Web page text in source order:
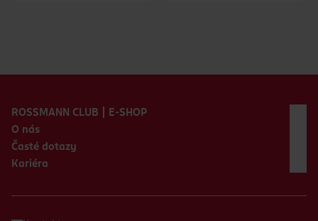
ROSSMANN CLUB | E-SHOP
O nás
Časté dotazy
Kariéra